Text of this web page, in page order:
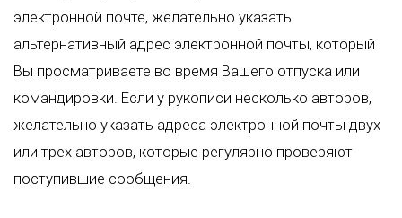
электронной почте, желательно указать
альтернативный адрес электронной почты, который
Вы просматриваете во время Вашего отпуска или
командировки. Если у рукописи несколько авторов,
желательно указать адреса электронной почты двух
или трех авторов, которые регулярно проверяют
поступившие сообщения.